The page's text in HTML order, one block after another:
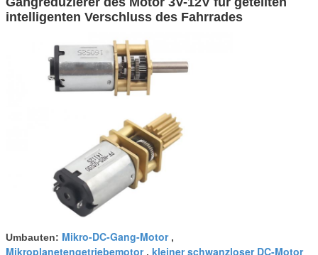
intelligenten Verschluss des Fahrrades
Umbauten: Mikro-DC-Gang-Motor,
Mikroplanetengetriebemotor, kleiner schwanzloser DC-Motor